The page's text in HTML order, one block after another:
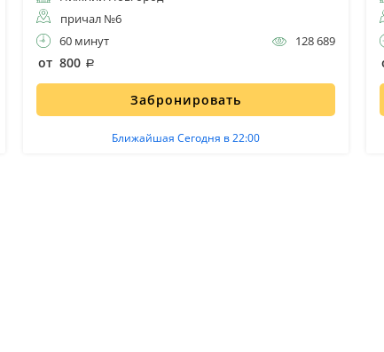
причал №6
60 минут
128 689
от 800
Забронировать
Ближайшая Сегодня в 22:00